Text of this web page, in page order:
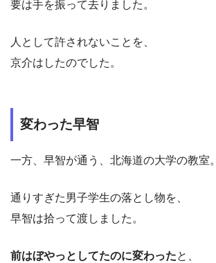
要は手を振って去りました。
人として許されないことを、
京介はしたのでした。
変わった早智
一方、早智が通う、北海道の大学の教室。
通りすぎた男子学生の落とし物を、
早智は拾って渡しました。
前はぼやっとしてたのに変わったと、